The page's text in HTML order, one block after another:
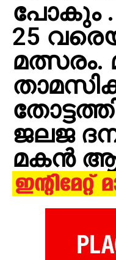
പോകും
25
മത്സരം.
ജലജ
മകന്‍